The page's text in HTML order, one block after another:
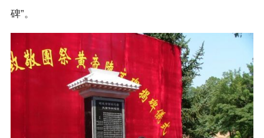
碑”。